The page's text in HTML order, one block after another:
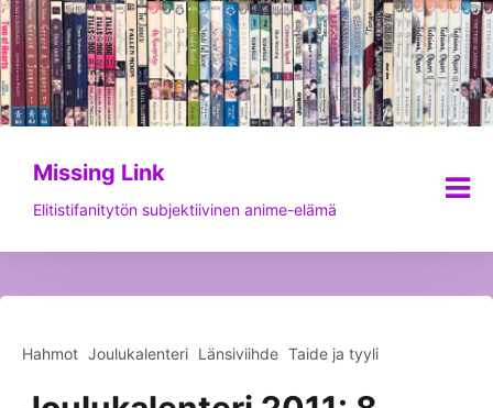
Siirry
sisältöön
Missing Link
Elitistifanitytön subjektiivinen anime-elämä
Hahmot Joulukalenteri Länsiviihde Taide ja tyyli